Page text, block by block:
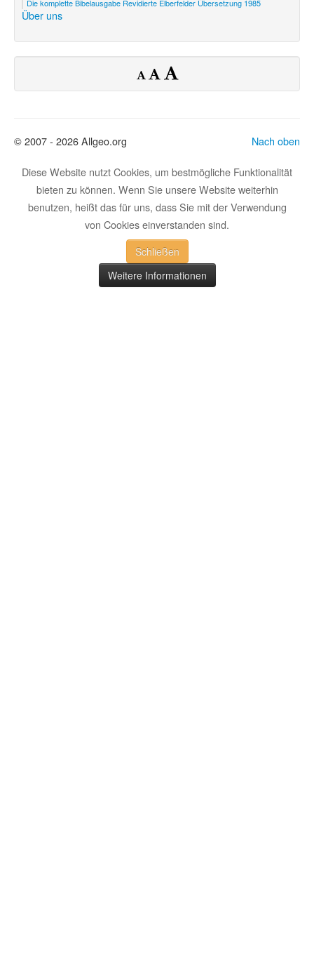
Die komplette Bibelausgabe Revidierte Elberfelder Übersetzung 1985
Über uns
Nach oben
© 2007 - 2026 Allgeo.org
Diese Website nutzt Cookies, um bestmögliche Funktionalität
bieten zu können. Wenn Sie unsere Website weiterhin
benutzen, heißt das für uns, dass Sie mit der Verwendung
von Cookies einverstanden sind.
Schließen
Weitere Informationen